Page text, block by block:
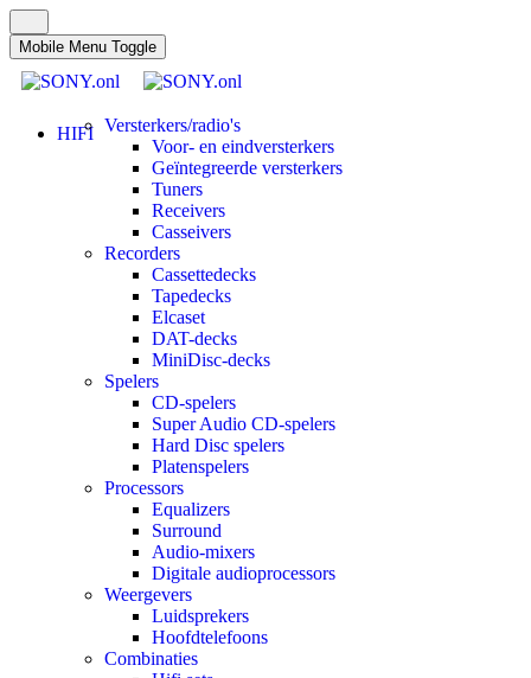
Mobile Menu Toggle
HIFI Versterkers/radio's
Voor- en eindversterkers
Geïntegreerde versterkers
Tuners
Receivers
Casseivers
Recorders
Cassettedecks
Tapedecks
Elcaset
DAT-decks
MiniDisc-decks
Spelers
CD-spelers
Super Audio CD-spelers
Hard Disc spelers
Platenspelers
Processors
Equalizers
Surround
Audio-mixers
Digitale audioprocessors
Weergevers
Luidsprekers
Hoofdtelefoons
Combinaties